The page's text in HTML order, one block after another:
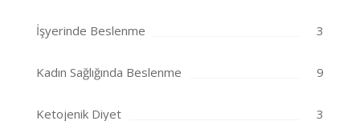
İşyerinde Beslenme 3
Kadın Sağlığında Beslenme 9
Ketojenik Diyet 3